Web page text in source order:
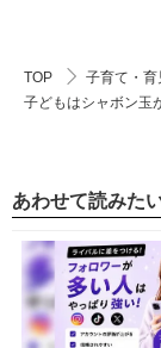
TOP 子育て・育
子どもはシャボン玉
あわせて読みた